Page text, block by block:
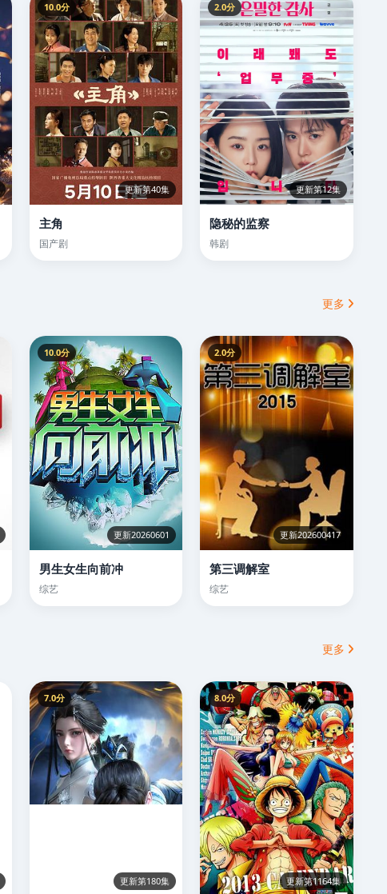
10.0分
更新第40集
主角
国产剧
2.0分
更新第12集
隐秘的监察
韩剧
更多
10.0分
更新20260601
男生女生向前冲
综艺
2.0分
更新202600417
第三调解室
综艺
更多
7.0分
更新第180集
8.0分
更新第1164集